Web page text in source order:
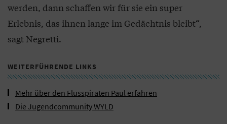
werden, dann schaffen wir für sie ein super
Erlebnis, das ihnen lange im Gedächtnis bleibt“,
sagt Negretti.
WEITERFÜHRENDE LINKS
Mehr über den Flusspiraten Paul erfahren
Die Jugendcommunity WYLD